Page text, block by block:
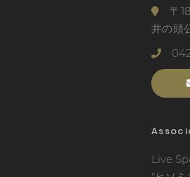
〒
井の頭
Live